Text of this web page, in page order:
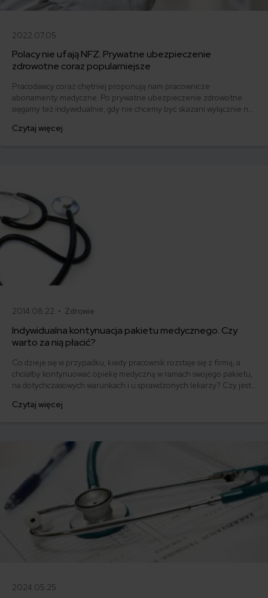
2022.07.05
Polacy nie ufają NFZ. Prywatne ubezpieczenie
zdrowotne coraz popularniejsze
Pracodawcy coraz chętniej proponują nam pracownicze
abonamenty medyczne. Po prywatne ubezpieczenie zdrowotne
sięgamy też indywidualnie, gdy nie chcemy być skazani wyłącznie na
Czytaj więcej
2014.08.22 • Zdrowie
Indywidualna kontynuacja pakietu medycznego. Czy
warto za nią płacić?
Co dzieje się w przypadku, kiedy pracownik rozstaje się z firmą, a
chciałby kontynuować opiekę medyczną w ramach swojego pakietu,
na dotychczasowych warunkach i u sprawdzonych lekarzy? Czy jest
Czytaj więcej
2024.05.25